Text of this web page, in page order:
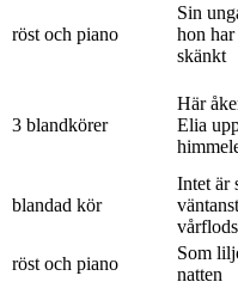
röst och piano
Sin
hon
skänkt
3 blandkörer
Här
Elia
blandad kör
Intet är
röst och piano
Som
natten